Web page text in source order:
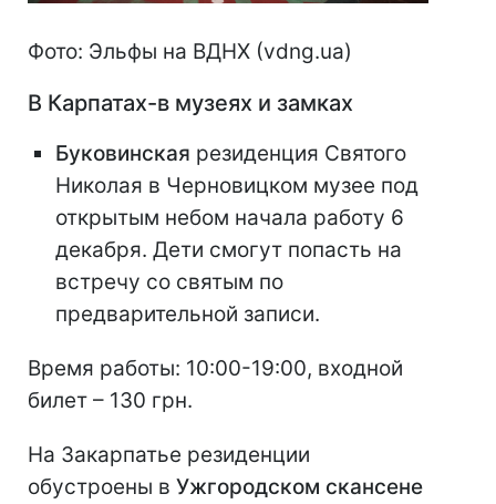
Фото: Эльфы на ВДНХ (vdng.ua)
В Карпатах-в музеях и замках
Буковинская резиденция Святого
Николая в Черновицком музее под
открытым небом начала работу 6
декабря. Дети смогут попасть на
встречу со святым по
предварительной записи.
Время работы: 10:00-19:00, входной
билет – 130 грн.
На Закарпатье резиденции
обустроены в Ужгородском скансене